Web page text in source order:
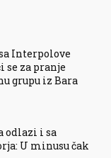
Interpolove
se za pranje
grupu iz Bara
odlazi i sa
U minusu čak